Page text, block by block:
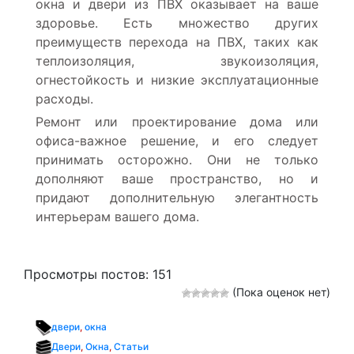
окна и двери из ПВХ оказывает на ваше
здоровье. Есть множество других
преимуществ перехода на ПВХ, таких как
теплоизоляция, звукоизоляция,
огнестойкость и низкие эксплуатационные
расходы.
Ремонт или проектирование дома или
офиса-важное решение, и его следует
принимать осторожно. Они не только
дополняют ваше пространство, но и
придают дополнительную элегантность
интерьерам вашего дома.
Просмотры постов: 151
(Пока оценок нет)
двери, окна
Двери, Окна, Статьи